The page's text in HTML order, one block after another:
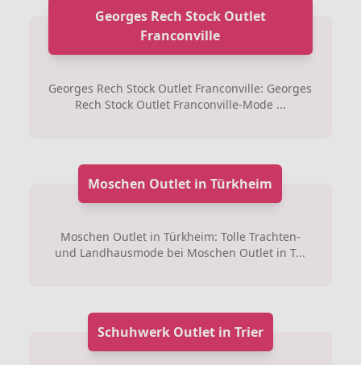
Georges Rech Stock Outlet
Franconville
Georges Rech Stock Outlet Franconville: Georges
Rech Stock Outlet Franconville-Mode ...
Moschen Outlet in Türkheim
Moschen Outlet in Türkheim: Tolle Trachten-
und Landhausmode bei Moschen Outlet in T...
Schuhwerk Outlet in Trier